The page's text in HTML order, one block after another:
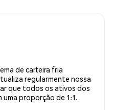
de carteira fria
regularmente nossa
que todos os ativos dos
proporção de 1:1.